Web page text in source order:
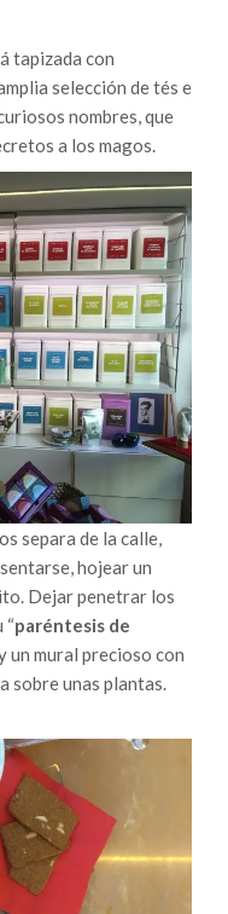
tapizada con
selección de tés e
nombres, que
a los magos.
separa de la calle,
hojear un
Dejar penetrar los
“paréntesis de
un mural precioso con
sobre unas plantas.